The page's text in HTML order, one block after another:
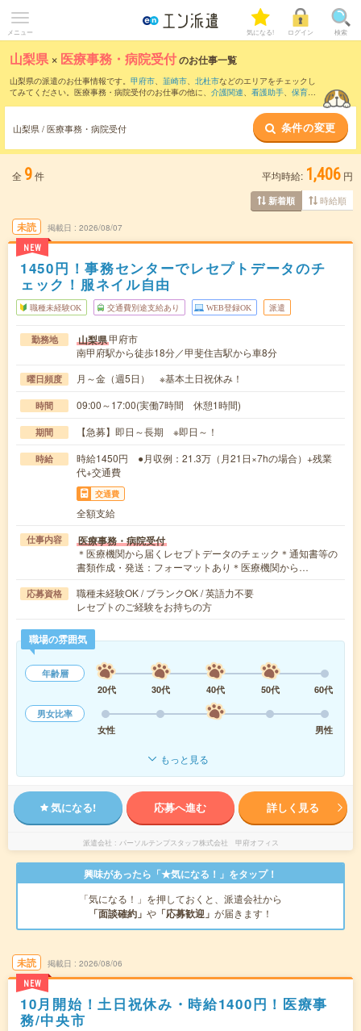
メニュー 気になる! ログイン 検索
山梨県 × 医療事務・病院受付のお仕事一覧
山梨県の派遣のお仕事情報です。 甲府市、 韮崎市、 北杜市などのエリアをチェックし
てみてください。医療事務・病院受付のお仕事の他に、 介護関連、 看護助手、 保育士
医療事務・病院受付のお仕事と
は？とは？
山梨県 / 医療事務・病院受付 条件の変更
全 9件 平均時給: 1,406 円
新着順 時給順
未読
NEW
掲載日 2026/08/07
1450円！事務センターでレセプトデータのチ
ェック！服ネイル自由
職種未経験OK 交通費別途支給あり WEB登録OK 派遣
勤務地 山梨県甲府市
南甲府駅から徒歩18分／甲斐住吉駅から車8分
曜日頻度 月～金（週5日） ※基本土日祝休み！
時間 09:00～17:00(実働7時間 休憩1時間)
期間 【急募】即日～長期 ※即日～！
時給
時給1450円 ●月収例：21.3万（月21日×7hの場合）+残業
代+交通費
交通費
全額支給
仕事内容 医療事務・病院受付
＊医療機関から届くレセプトデータのチェック＊通知書等の
書類作成・発送：フォーマットあり＊医療機関から…
応募資格
職種未経験OK / ブランクOK / 英語力不要
レセプトのご経験をお持ちの方
職場の雰囲気
年齢層
20代
30代 40代 50代
60代
男女比率
女性
男性
もっと見る
気になる! 応募へ進む 詳しく見る
派遣会社 パーソルテンプスタッフ株式会社 甲府オフィス
興味があったら「★気になる！」をタップ！
「気になる！」を押しておくと、派遣会社から
「面談確約」 や 「応募歓迎」 が届きます！
未読
NEW
掲載日 2026/08/06
10月開始！土日祝休み・時給1400円！医療事
務/中央市